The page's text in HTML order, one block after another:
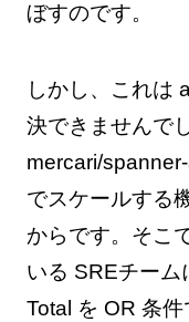
ぼすのです。
しかし、これは
決できませんで
mercari/
でスケールする
からです。そこ
いる SREチーム
Total を OR 条